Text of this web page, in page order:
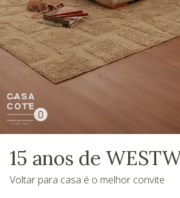
15 anos de
Voltar para casa é o melhor convite